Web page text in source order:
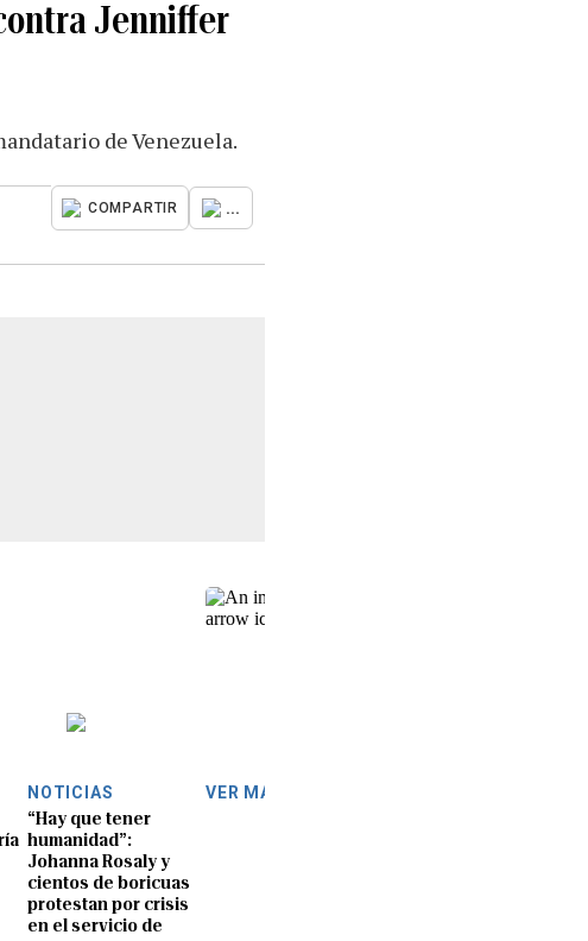
Jenniffer
de Venezuela.
COMPARTIR ...
NOTICIAS
“Hay que tener
humanidad”:
Johanna Rosaly y
cientos de boricuas
protestan por crisis
en el servicio de
VER MÁS